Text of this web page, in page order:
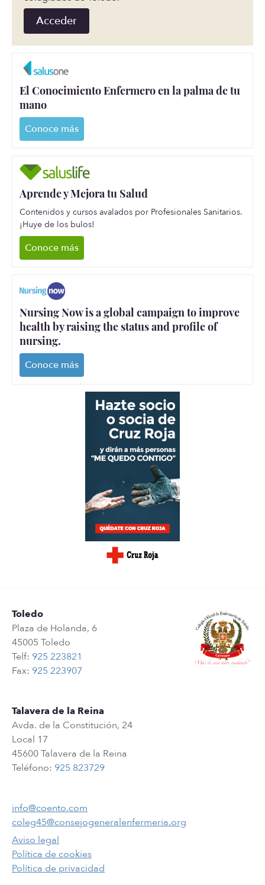
Acceder
El Conocimiento Enfermero en la palma de tu
mano
Conoce más
Aprende y Mejora tu Salud
Contenidos y cursos avalados por Profesionales Sanitarios.
¡Huye de los bulos!
Conoce más
Nursing Now is a global campaign to improve
health by raising the status and profile of
nursing.
Conoce más
Toledo
Plaza de Holanda, 6
45005 Toledo
Telf: 925 223821
Fax: 925 223907
Talavera de la Reina
Avda. de la Constitución, 24
Local 17
45600 Talavera de la Reina
Teléfono: 925 823729
info@coento.com
coleg45@consejogeneralenfermeria.org
Aviso legal
Política de cookies
Política de privacidad